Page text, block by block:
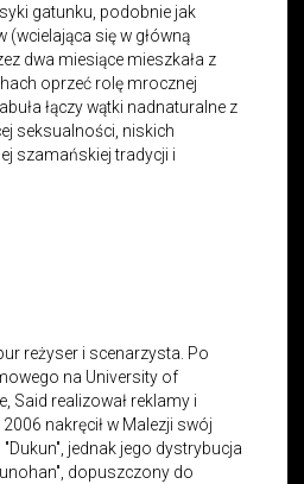
gatunku, podobnie jak
się w główną
dwa miesiące mieszkała z
oprzeć rolę mrocznej
łączy wątki nadnaturalne z
seksualności, niskich
szamańskiej tradycji i
reżyser i scenarzysta. Po
na University of
Said realizował reklamy i
nakręcił w Malezji swój
jednak jego dystrybucja
dopuszczony do